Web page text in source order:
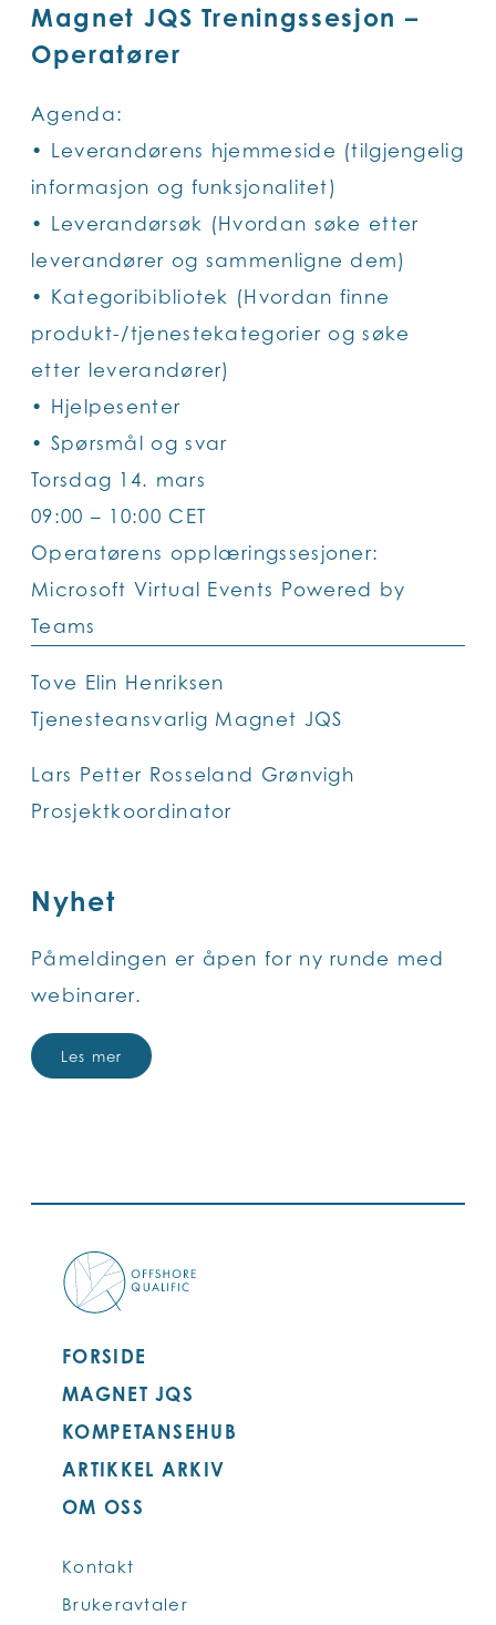
Magnet JQS Treningssesjon –
Operatører
Agenda:
• Leverandørens hjemmeside (tilgjengelig
informasjon og funksjonalitet)
• Leverandørsøk (Hvordan søke etter
leverandører og sammenligne dem)
• Kategoribibliotek (Hvordan finne
produkt-/tjenestekategorier og søke
etter leverandører)
• Hjelpesenter
• Spørsmål og svar
Torsdag 14. mars
09:00 – 10:00 CET
Operatørens opplæringssesjoner:
Microsoft Virtual Events Powered by
Teams
Tove Elin Henriksen
Tjenesteansvarlig Magnet JQS
Lars Petter Rosseland Grønvigh
Prosjektkoordinator
Nyhet
Påmeldingen er åpen for ny runde med
webinarer.
Les mer
FORSIDE
MAGNET JQS
KOMPETANSEHUB
ARTIKKEL ARKIV
OM OSS
Kontakt
Brukeravtaler